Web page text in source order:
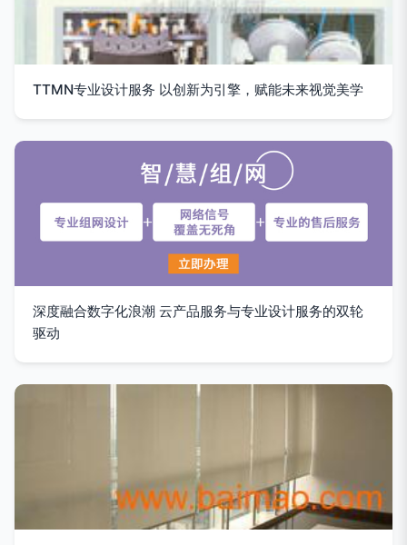
TTMN专业设计服务 以创新为引擎，赋能未来视觉美学
深度融合数字化浪潮 云产品服务与专业设计服务的双轮
驱动